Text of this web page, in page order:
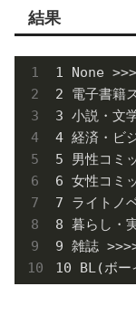
結果
1 None
2 電子書
3 小説・
4 経済・ビ
5 男性コ
6 女性コ
7 ライト
8 暮らし
9 雑誌
10 BL(ボ